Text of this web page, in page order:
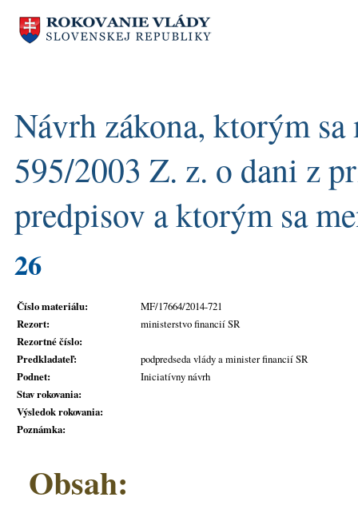
Návrh zákona, ktorým
595/2003 Z. z. o dani z
predpisov a ktorým sa
26
Číslo materiálu:
MF/17664/2014-721
Rezort:
ministerstvo financií SR
Rezortné číslo:
Predkladateľ:
podpredseda vlády a minister financií SR
Podnet:
Iniciatívny návrh
Stav rokovania:
Výsledok rokovania:
Poznámka:
Obsah: